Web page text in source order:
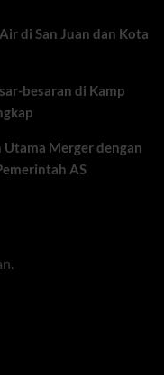
di San Juan dan Kota
besaran di Kamp
Utama Merger dengan
AS